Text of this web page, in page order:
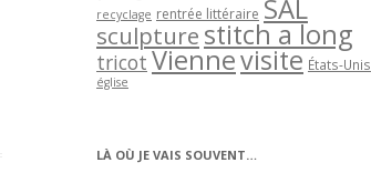
recyclage rentrée littéraire SAL
sculpture stitch a long
tricot Viennevisite États-Unis
église
LÀ OÙ JE VAIS SOUVENT…